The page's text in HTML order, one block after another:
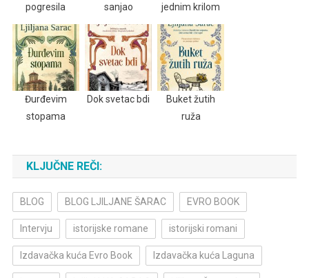
pogresila
sanjao
jednim krilom
Đurđevim
stopama
Dok svetac bdi
Buket žutih
ruža
KLJUČNE REČI:
BLOG BLOG LJILJANE ŠARAC EVRO BOOK
Intervju istorijske romane istorijski romani
Izdavačka kuća Evro Book Izdavačka kuća Laguna